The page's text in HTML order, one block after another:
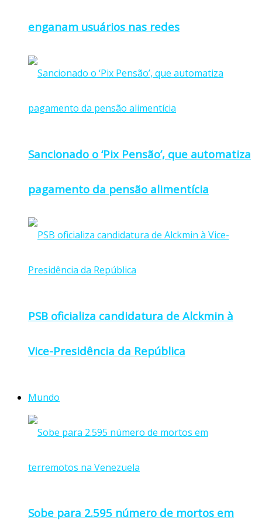
enganam usuários nas redes
Sancionado o ‘Pix Pensão’, que automatiza
pagamento da pensão alimentícia
PSB oficializa candidatura de Alckmin à
Vice-Presidência da República
Mundo
Sobe para 2.595 número de mortos em